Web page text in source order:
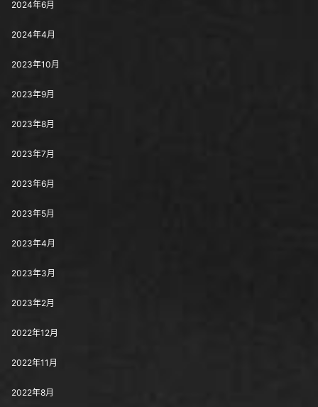
2024年6月
2024年4月
2023年10月
2023年9月
2023年8月
2023年7月
2023年6月
2023年5月
2023年4月
2023年3月
2023年2月
2022年12月
2022年11月
2022年8月